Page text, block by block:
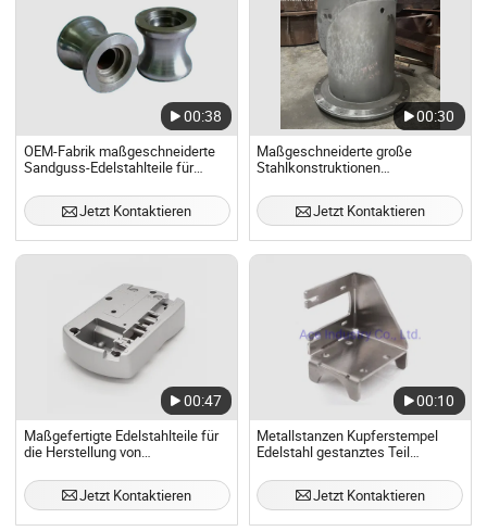
00:38
OEM-Fabrik maßgeschneiderte
Sandguss-Edelstahlteile für
Meterpumpenlagergehäuse
Jetzt Kontaktieren
00:30
Maßgeschneiderte große
Stahlkonstruktionen
Stahlteile
Jetzt Kontaktieren
00:47
Maßgefertigte Edelstahlteile für
die Herstellung von
Jetzt Kontaktieren
00:10
Metallstanzen Kupferstempel
Edelstahl gestanztes Teil
Jetzt Kontaktieren